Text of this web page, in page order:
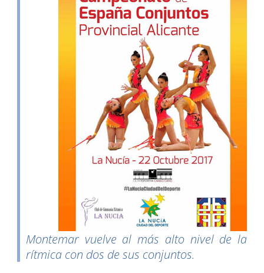
Montemar vuelve al más alto nivel de la
rítmica con dos de sus conjuntos.